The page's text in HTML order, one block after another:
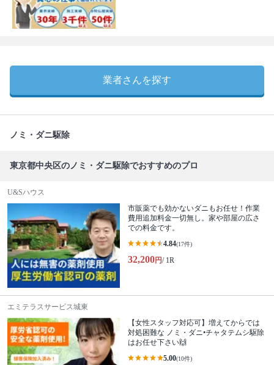
業者さんを探す
ノミ・ダニ駆除
東京都中央区のノミ・ダニ駆除でおすすめのプロ
U&Sハウス
市販薬でも効かないダニもお任せ！作業
費用追加料金一切無し。家や部屋の広さ
での料金です。
4.84(17件)
32,200円/ 1R
エミテラスサービス城東
【女性スタッフ対応可】増えてからでは
対処困難な ノミ・ダニ•チャタテムシ駆除
はお任せ下さい🙌
5.00(10件)